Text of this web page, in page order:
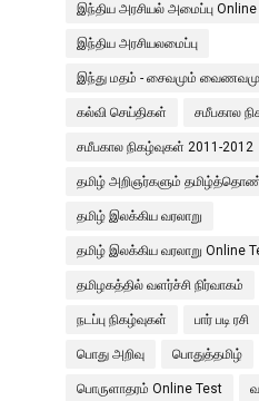
இந்திய அரசியல் அமைப்பு
இந்திய அரசியலமைப்பு
இந்து மதம் - சைவமும்
கல்வி செய்திகள் சமீபகால
சமீபகால நிகழ்வுகள் 2011-2012
தமிழ் அறிஞர்களும்
தமிழ் இலக்கிய வரலாறு
தமிழ் இலக்கிய வரலாறு Online
தமிழகத்தில் வளர்ச்சி நிர்வாகம்
நடப்பு நிகழ்வுகள் பார் படி ரசி
பொது அறிவு பொதுத்தமிழ்
பொருளாதரம் Online Test